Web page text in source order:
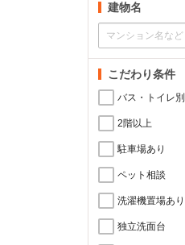
建物名
こだわり条件
バス・トイレ別
2階以上
駐車場あり
ペット相談
洗濯機置場あり
独立洗面台